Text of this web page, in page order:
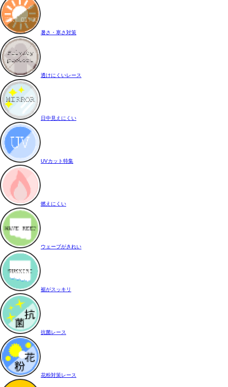
暑さ・寒さ対策
透けにくいレース
日中見えにくい
UVカット特集
燃えにくい
ウェーブがきれい
裾がスッキリ
抗菌レース
花粉対策レース